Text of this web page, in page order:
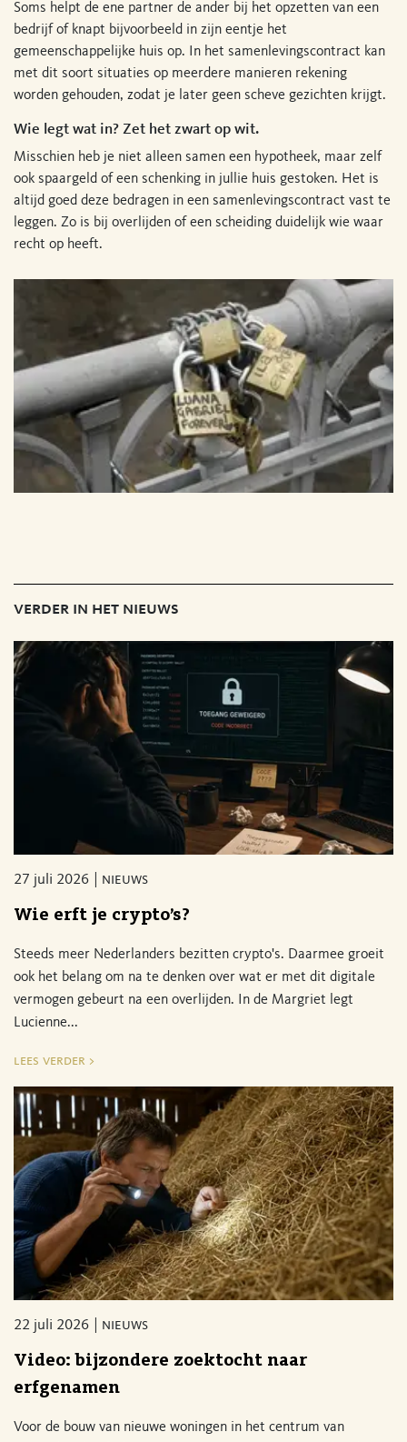
Soms helpt de ene partner de ander bij het opzetten van een
bedrijf of knapt bijvoorbeeld in zijn eentje het
gemeenschappelijke huis op. In het samenlevingscontract kan
met dit soort situaties op meerdere manieren rekening
worden gehouden, zodat je later geen scheve gezichten krijgt.
Wie legt wat in? Zet het zwart op wit.
Misschien heb je niet alleen samen een hypotheek, maar zelf
ook spaargeld of een schenking in jullie huis gestoken. Het is
altijd goed deze bedragen in een samenlevingscontract vast te
leggen. Zo is bij overlijden of een scheiding duidelijk wie waar
recht op heeft.
verder in het nieuws
27 juli 2026 nieuws
Wie erft je crypto’s?
Steeds meer Nederlanders bezitten crypto's. Daarmee groeit
ook het belang om na te denken over wat er met dit digitale
vermogen gebeurt na een overlijden. In de Margriet legt
Lucienne...
lees verder >
22 juli 2026 nieuws
Video: bijzondere zoektocht naar
erfgenamen
Voor de bouw van nieuwe woningen in het centrum van